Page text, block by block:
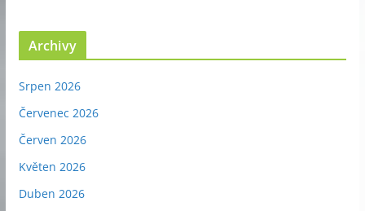
Archivy
Srpen 2026
Červenec 2026
Červen 2026
Květen 2026
Duben 2026